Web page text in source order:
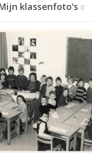
klassenfoto's 0